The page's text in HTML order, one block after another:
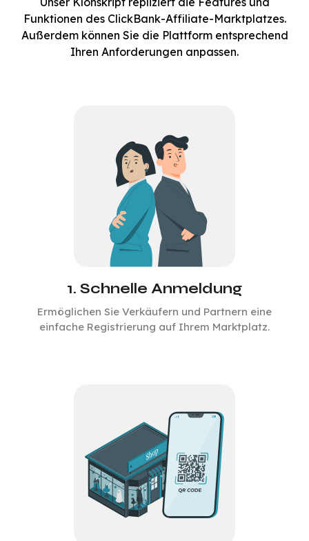
Funktionen des ClickBank-Affiliate-Marktplatzes.
Außerdem können Sie die Plattform entsprechend
Ihren Anforderungen anpassen.
1. Schnelle Anmeldung
Ermöglichen Sie Verkäufern und Partnern eine
einfache Registrierung auf Ihrem Marktplatz.